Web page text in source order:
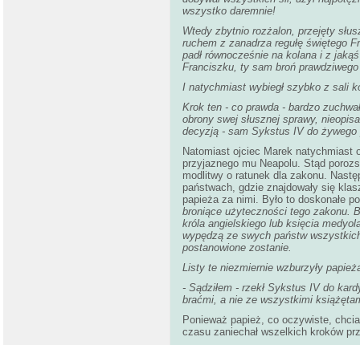
wszystko daremnie!
Wtedy zbytnio rozżalon, przejęty
ruchem z zanadrza regułę świętego
padł równocześnie na kolana i z
Franciszku, ty sam broń
I natychmiast wybiegł szybko z sali
Krok ten - co prawda - bardzo
obrony swej słusznej sprawy,
decyzją - sam Sykstus IV do żywego
Natomiast ojciec Marek natychmiast
przyjaznego mu Neapolu. Stąd
modlitwy o ratunek dla zakonu.
państwach, gdzie znajdowały się
papieża za nimi. Było to doskonałe
broniące użyteczności tego zakonu.
króla angielskiego lub księcia
wypędzą ze swych państw
postanowione zostanie.
Listy te niezmiernie wzburzyły
- Sądziłem - rzekł Sykstus IV do
braćmi, a nie ze wszystkimi
Ponieważ papież, co oczywiste,
czasu zaniechał wszelkich kroków